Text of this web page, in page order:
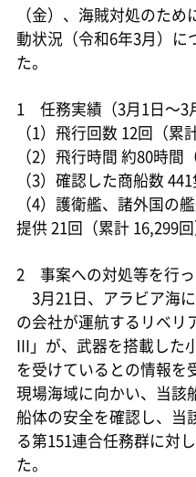
（金）、海賊対処のた
動状況（令和6年3月）に
た。
1 任務実績（3月1日～3
（1）飛行回数 12回（累
（2）飛行時間 約80時間
（3）確認した商船数
（4）護衛艦、諸外国の
提供 21回（累計 16,299回
2 事案への対処等を行
3月21日、アラビア海
の会社が運航するリベリ
III」が、武器を搭載した
を受けているとの情報を
現場海域に向かい、当該
船体の安全を確認し、当
る第151連合任務群に対
た。